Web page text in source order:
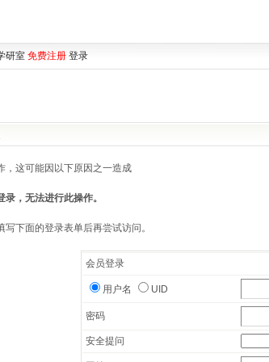
研室 免费注册 登录
，这可能因以下原因之一造成
，无法进行此操作。
写下面的登录表单后再尝试访问。
会员登录
用户名 UID
密码
安全提问